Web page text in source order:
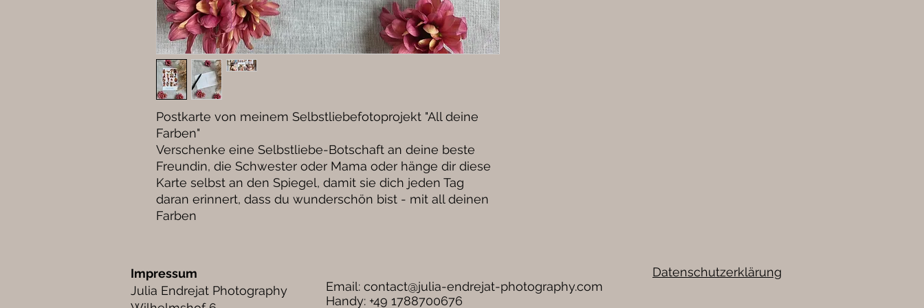
Postkarte von meinem Selbstliebefotoprojekt "All deine
Farben"
Verschenke eine Selbstliebe-Botschaft an deine beste
Freundin, die Schwester oder Mama oder hänge dir diese
Karte selbst an den Spiegel, damit sie dich jeden Tag
daran erinnert, dass du wunderschön bist - mit all deinen
Farben
Impressum
Julia Endrejat Photography
Email: contact@julia-endrejat-photography.com
Handy: +49 1788700676
Datenschutzerklärung